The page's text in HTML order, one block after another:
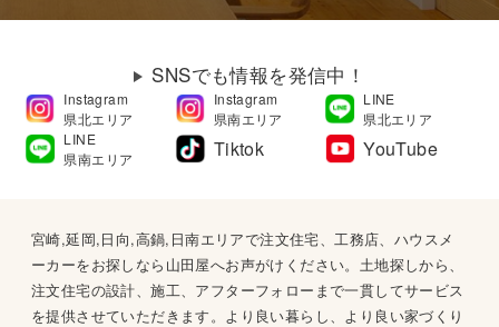
SNSでも情報を発信中！
Instagram
県北エリア
Instagram
県南エリア
LINE
県北エリア
LINE
県南エリア
Tiktok YouTube
宮崎,延岡,日向,高鍋,日南エリアで注文住宅、工務店、ハウスメ
ーカーをお探しなら山田屋へお声がけください。土地探しから、
注文住宅の設計、施工、アフターフォローまで一貫してサービス
を提供させていただきます。より良い暮らし、より良い家づくり